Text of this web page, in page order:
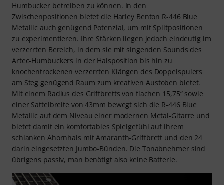
Humbucker betreiben zu können. In den
Zwischenpositionen bietet die Harley Benton R-446 Blue
Metallic auch genügend Potenzial, um mit Splitpositionen
zu experimentieren. Ihre Stärken liegen jedoch eindeutig im
verzerrten Bereich, in dem sie mit singenden Sounds des
Artec-Humbuckers in der Halsposition bis hin zu
knochentrockenen verzerrten Klängen des Doppelspulers
am Steg genügend Raum zum kreativen Austoben bietet.
Mit einem Radius des Griffbretts von flachen 15,75“ sowie
einer Sattelbreite von 43mm bewegt sich die R-446 Blue
Metallic auf dem Niveau einer modernen Metal-Gitarre und
bietet damit ein komfortables Spielgefühl auf ihrem
schlanken Ahornhals mit Amaranth-Griffbrett und den 24
darin eingesetzten Jumbo-Bünden. Die Tonabnehmer sind
übrigens passiv, man benötigt also keine Batterie.